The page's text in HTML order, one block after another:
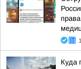
Куда